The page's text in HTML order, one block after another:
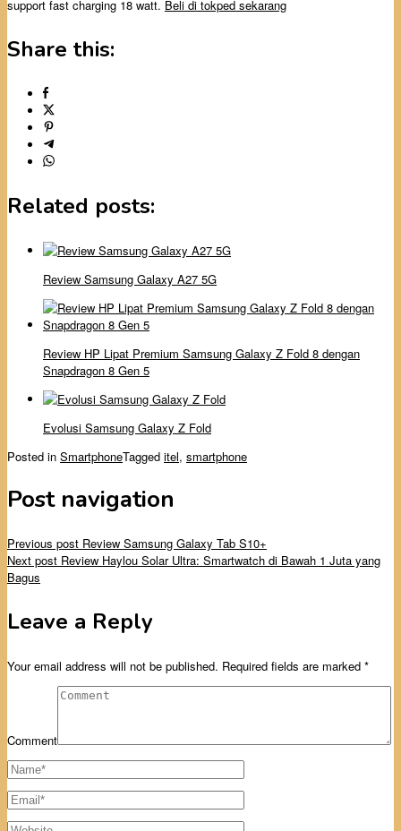
support fast charging 18 watt. Beli di tokped sekarang
Share this:
Related posts:
Review Samsung Galaxy A27 5G
Review HP Lipat Premium Samsung Galaxy Z Fold 8 dengan
Snapdragon 8 Gen 5
Evolusi Samsung Galaxy Z Fold
Posted in SmartphoneTagged itel, smartphone
Post navigation
Previous post Review Samsung Galaxy Tab S10+
Next post Review Haylou Solar Ultra: Smartwatch di Bawah 1 Juta yang
Bagus
Leave a Reply
Your email address will not be published. Required fields are marked *
Comment